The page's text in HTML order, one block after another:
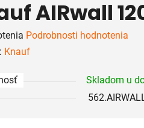
AIRwall
Podrobnosti hodnotenia
Knauf
Skladom u